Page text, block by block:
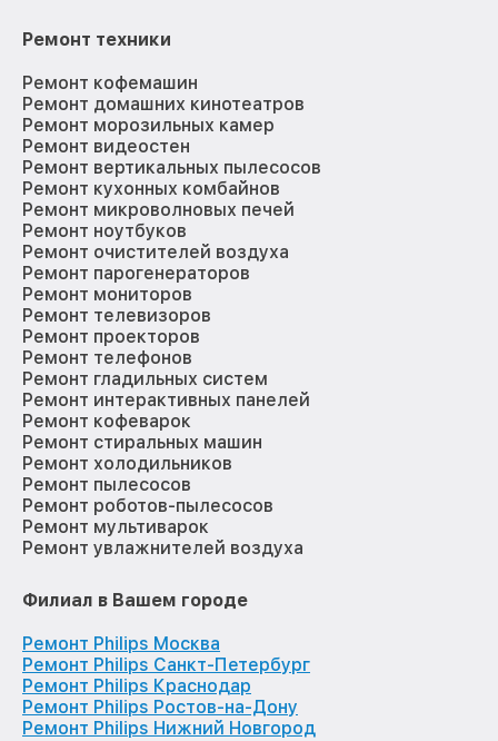
Ремонт техники
Ремонт кофемашин
Ремонт домашних кинотеатров
Ремонт морозильных камер
Ремонт видеостен
Ремонт вертикальных пылесосов
Ремонт кухонных комбайнов
Ремонт микроволновых печей
Ремонт ноутбуков
Ремонт очистителей воздуха
Ремонт парогенераторов
Ремонт мониторов
Ремонт телевизоров
Ремонт проекторов
Ремонт телефонов
Ремонт гладильных систем
Ремонт интерактивных панелей
Ремонт кофеварок
Ремонт стиральных машин
Ремонт холодильников
Ремонт пылесосов
Ремонт роботов-пылесосов
Ремонт мультиварок
Ремонт увлажнителей воздуха
Филиал в Вашем городе
Ремонт Philips Москва
Ремонт Philips Санкт-Петербург
Ремонт Philips Краснодар
Ремонт Philips Ростов-на-Дону
Ремонт Philips Нижний Новгород